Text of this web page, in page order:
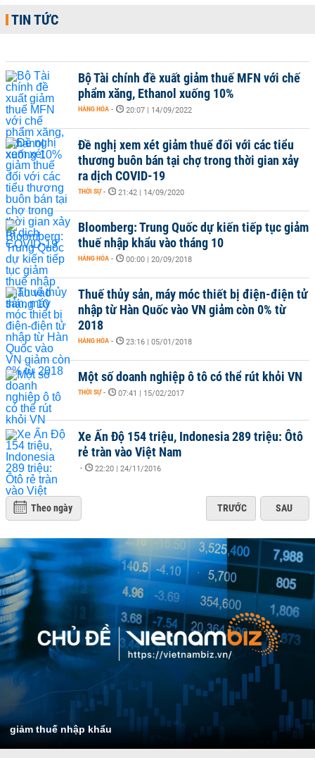
TIN TỨC
Bộ Tài chính đề xuất giảm thuế MFN với chế
phẩm xăng, Ethanol xuống 10%
HÀNG HÓA - 20:07 | 14/09/2022
Đề nghị xem xét giảm thuế đối với các tiểu
thương buôn bán tại chợ trong thời gian xảy
ra dịch COVID-19
THỜI SỰ - 21:42 | 14/09/2020
Bloomberg: Trung Quốc dự kiến tiếp tục giảm
thuế nhập khẩu vào tháng 10
HÀNG HÓA - 00:00 | 20/09/2018
Thuế thủy sản, máy móc thiết bị điện-điện tử
nhập từ Hàn Quốc vào VN giảm còn 0% từ
2018
HÀNG HÓA - 23:16 | 05/01/2018
Một số doanh nghiệp ô tô có thể rút khỏi VN
THỜI SỰ - 07:41 | 15/02/2017
Xe Ấn Độ 154 triệu, Indonesia 289 triệu: Ôtô
rẻ tràn vào Việt Nam
- 22:20 | 24/11/2016
Theo ngày TRƯỚC SAU
giảm thuế nhập khẩu